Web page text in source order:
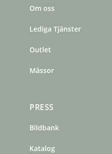
o
o
r
Om oss
Lediga Tjänster
Outlet
Mässor
PRESS
Bildbank
Katalog